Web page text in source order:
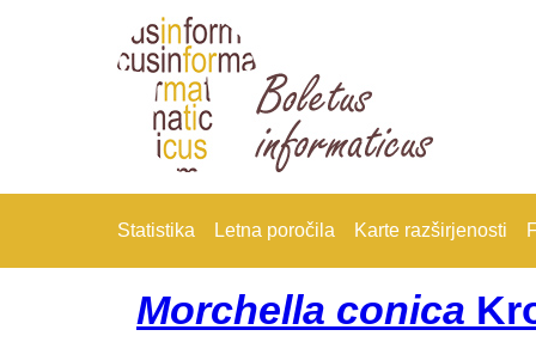
Statistika Letna poročila Karte razširjenosti
Morchella conica